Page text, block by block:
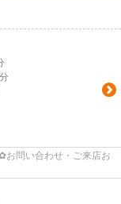
お問い合わせ・ご来店お